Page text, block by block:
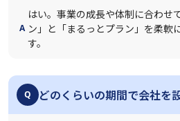
A
はい。事業の成長や体制に合わせ
ン」と「まるっとプラン」を柔軟
す。
Q どのくらいの期間で会社を